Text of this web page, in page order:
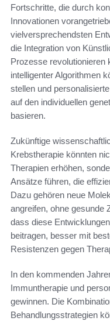
Fortschritte, die durch
Innovationen
vielversprechendsten
die Integration von
Prozesse revolutionieren
intelligenter Algorithmen
stellen und
auf den individuellen
basieren.
Zukünftige
Krebstherapie könnten
Therapien erhöhen,
Ansätze führen, die
Dazu gehören neue
angreifen, ohne gesunde
dass diese
beitragen, besser mit
Resistenzen gegen
In den kommenden
Immuntherapie und
gewinnen. Die
Behandlungsstrategien